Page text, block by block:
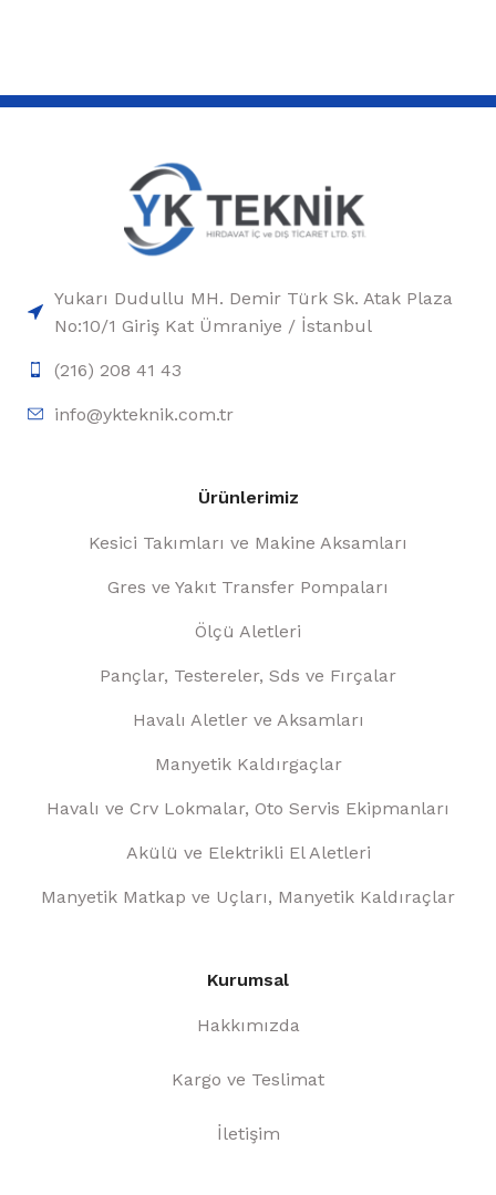
Yukarı Dudullu MH. Demir Türk Sk. Atak Plaza
No:10/1 Giriş Kat Ümraniye / İstanbul
(216) 208 41 43
info@ykteknik.com.tr
Ürünlerimiz
Kesici Takımları ve Makine Aksamları
Gres ve Yakıt Transfer Pompaları
Ölçü Aletleri
Pançlar, Testereler, Sds ve Fırçalar
Havalı Aletler ve Aksamları
Manyetik Kaldırgaçlar
Havalı ve Crv Lokmalar, Oto Servis Ekipmanları
Akülü ve Elektrikli El Aletleri
Manyetik Matkap ve Uçları, Manyetik Kaldıraçlar
Kurumsal
Hakkımızda
Kargo ve Teslimat
İletişim